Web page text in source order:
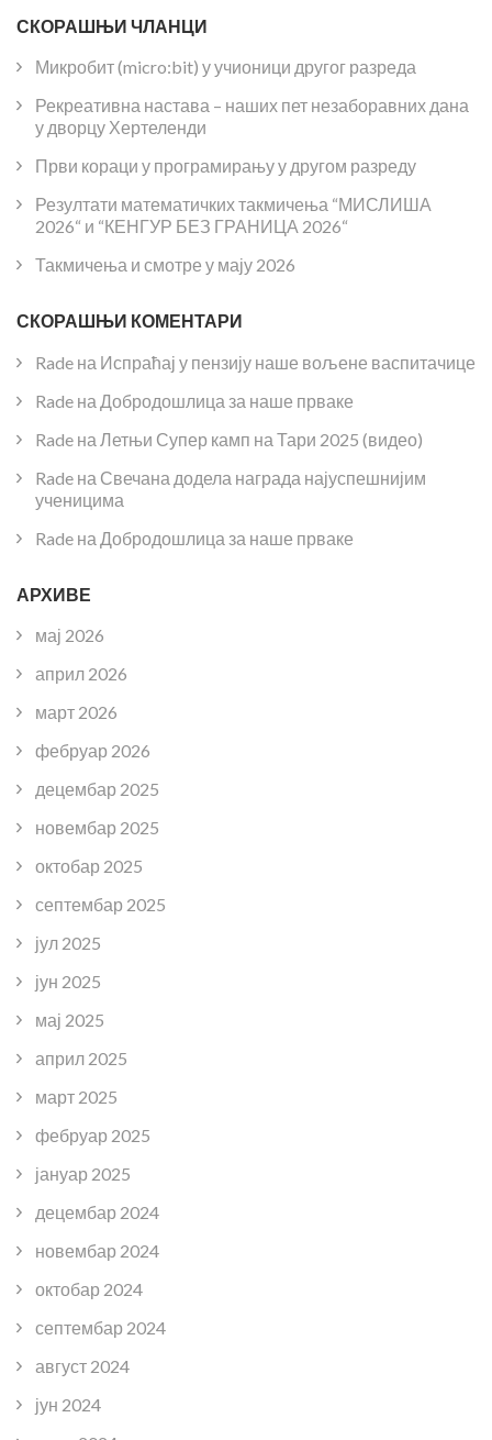
СКОРАШЊИ ЧЛАНЦИ
Микробит (micro:bit) у учионици другог разреда
Рекреативна настава – наших пет незаборавних дана
у дворцу Хертеленди
Први кораци у програмирању у другом разреду
Резултати математичких такмичења “МИСЛИША
2026“ и “КЕНГУР БЕЗ ГРАНИЦА 2026“
Такмичења и смотре у мају 2026
СКОРАШЊИ КОМЕНТАРИ
Rade на Испраћај у пензију наше вољене васпитачице
Rade на Добродошлица за наше прваке
Rade на Летњи Супер камп на Тари 2025 (видео)
Rade на Свечана додела награда најуспешнијим
ученицима
Rade на Добродошлица за наше прваке
АРХИВЕ
мај 2026
април 2026
март 2026
фебруар 2026
децембар 2025
новембар 2025
октобар 2025
септембар 2025
јул 2025
јун 2025
мај 2025
април 2025
март 2025
фебруар 2025
јануар 2025
децембар 2024
новембар 2024
октобар 2024
септембар 2024
август 2024
јун 2024